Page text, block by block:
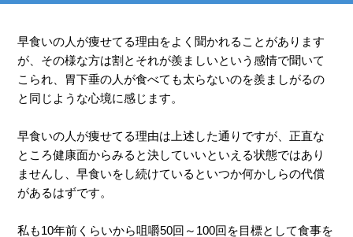
早食いの人が痩せてる理由をよく聞かれることがあります
が、その様な方は割とそれが羨ましいという感情で聞いて
こられ、胃下垂の人が食べても太らないのを羨ましがるの
と同じような心境に感じます。
早食いの人が痩せてる理由は上述した通りですが、正直な
ところ健康面からみると決していいといえる状態ではあり
ませんし、早食いをし続けているといつか何かしらの代償
があるはずです。
私も10年前くらいから咀嚼50回～100回を目標として食事を